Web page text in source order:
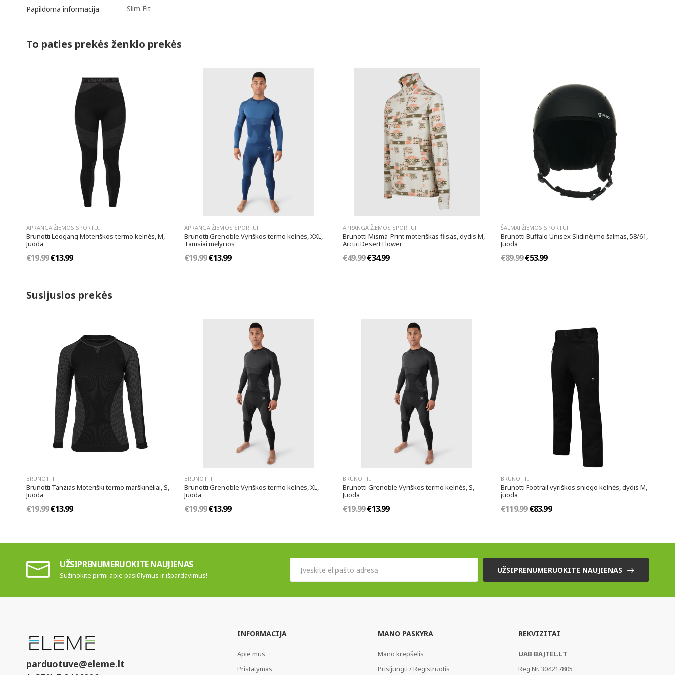
Papildoma informacija Slim Fit
To paties prekės ženklo prekės
APRANGA ŽIEMOS SPORTUI
Brunotti Leogang Moteriškos termo kelnės, M,
Juoda
€19.99€13.99
APRANGA ŽIEMOS SPORTUI
Brunotti Grenoble Vyriškos termo kelnės, XXL,
Tamsiai mėlynos
€19.99€13.99
APRANGA ŽIEMOS SPORTUI
Brunotti Misma-Print moteriškas flisas, dydis M,
Arctic Desert Flower
€49.99€34.99
ŠALMAI ŽIEMOS SPORTUI
Brunotti Buffalo Unisex Slidinėjimo šalmas, 58/61,
Juoda
€89.99€53.99
Susijusios prekės
BRUNOTTI
Brunotti Tanzias Moteriški termo marškinėliai, S,
Juoda
€19.99€13.99
BRUNOTTI
Brunotti Grenoble Vyriškos termo kelnės, XL,
Juoda
€19.99€13.99
BRUNOTTI
Brunotti Grenoble Vyriškos termo kelnės, S,
Juoda
€19.99€13.99
BRUNOTTI
Brunotti Footrail vyriškos sniego kelnės, dydis M,
juoda
€119.99€83.99
UŽSIPRENUMERUOKITE NAUJIENAS
Sužinokite pirmi apie pasiūlymus ir išpardavimus!
UŽSIPRENUMERUOKITE NAUJIENAS
parduotuve@eleme.lt
INFORMACIJA
Apie mus
Pristatymas
MANO PASKYRA
Mano krepšelis
Prisijungti / Registruotis
REKVIZITAI
UAB BAJTEL.LT
Reg Nr. 304217805